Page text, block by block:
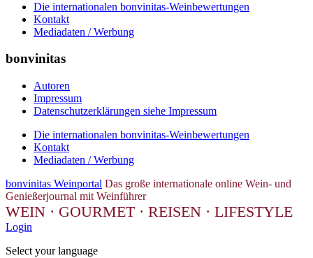
Die internationalen bonvinitas-Weinbewertungen
Kontakt
Mediadaten / Werbung
bonvinitas
Autoren
Impressum
Datenschutzerklärungen siehe Impressum
Die internationalen bonvinitas-Weinbewertungen
Kontakt
Mediadaten / Werbung
bonvinitas Weinportal Das große internationale online Wein- und
Genießerjournal mit Weinführer
WEIN · GOURMET · REISEN · LIFESTYLE
Login
Select your language